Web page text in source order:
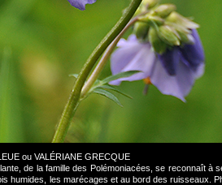
ou VALÉRIANE GRECQUE
de la famille des Polémoniacées, se reconnaît à
humides, les marécages et au bord des ruisseaux.